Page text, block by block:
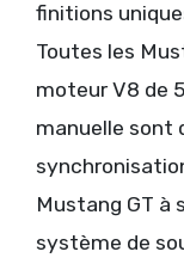
finitions
Toutes les
moteur V8 de
manuelle sont
Mustang GT à
système de